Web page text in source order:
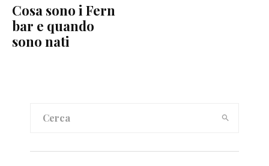
Cosa sono i Fern
bar e quando
sono nati